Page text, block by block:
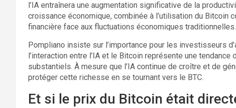
l’IA entraînera une augmentation significative de la
croissance économique, combinée à l’utilisation du Bitcoin
financière face aux fluctuations économiques traditionnelles.
Pompliano insiste sur l’importance pour les investisseurs
l’interaction entre l’IA et le Bitcoin représente une
substantiels. À mesure que l’IA continue de croître et de
protéger cette richesse en se tournant vers le BTC.
Et si le prix du Bitcoin était